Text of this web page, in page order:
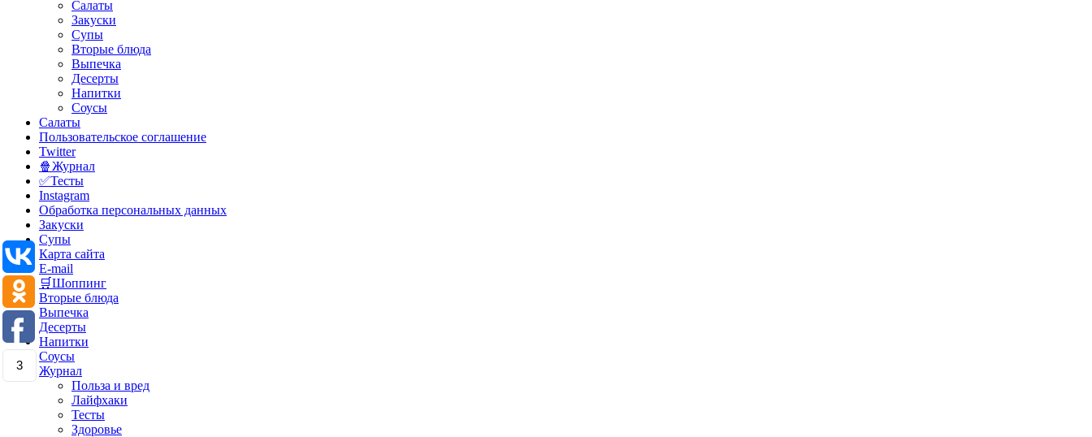
Салаты
Закуски
Супы
Вторые блюда
Выпечка
Десерты
Напитки
Соусы
Салаты
Пользовательское соглашение
Twitter
🍿Журнал
✅Тесты
Instagram
Обработка персональных данных
Закуски
Супы
Карта сайта
E-mail
🛒Шоппинг
Вторые блюда
Выпечка
Десерты
Напитки
Соусы
Журнал
Польза и вред
Лайфхаки
Тесты
Здоровье
3